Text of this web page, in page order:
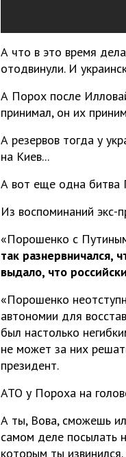
А что в это время
отодвинули. И
А Порох после
принимал, он их
А резервов тогда у
на Киев...
А вот еще одна битва
Из воспоминаний экс-
«Порошенко с
так разнервничался,
выдало, что
«Порошенко
автономии для
был настолько
не может за них
президент.
АТО у Пороха на
А ты, Вова, сможешь
самом деле посылать
которым ты извинился.